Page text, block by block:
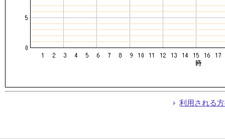
利用される